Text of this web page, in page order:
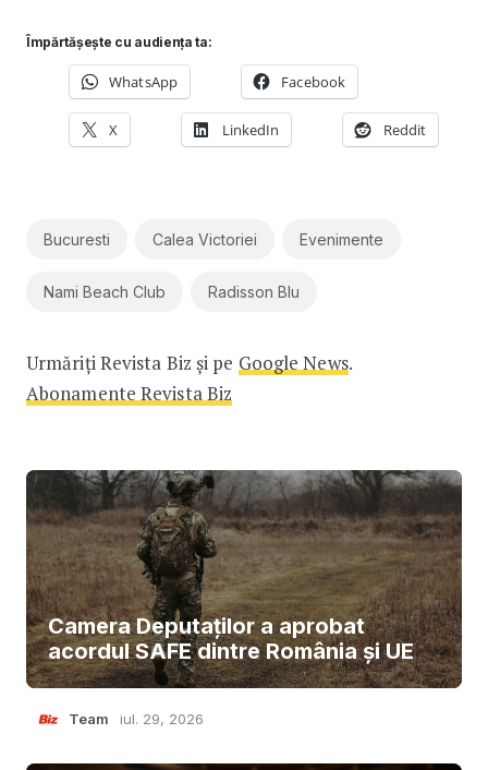
Împărtășește cu audiența ta:
WhatsApp Facebook
X LinkedIn Reddit
Bucuresti Calea Victoriei Evenimente
Nami Beach Club Radisson Blu
Urmăriți Revista Biz și pe Google News.
Abonamente Revista Biz
Camera Deputaților a aprobat
acordul SAFE dintre România și UE
Team iul. 29, 2026